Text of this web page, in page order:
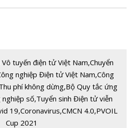
Vô tuyến điện tử Việt Nam,Chuyển
nghiệp Điện tử Việt Nam,Công
phí không dừng,Bộ Quy tắc ứng
nghiệp số,Tuyển sinh Điện tử viễn
19,Coronavirus,CMCN 4.0,PVOIL
Cup 2021